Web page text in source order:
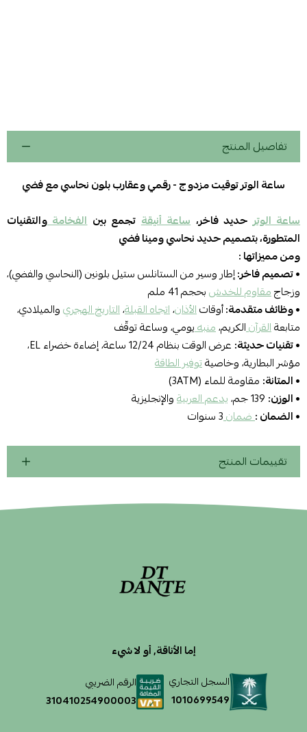
تفاصيل المنتج
ساعة الوتر توقيت مزدوج - رقمي وعقارب بلون نحاسي مع فضي
ساعة الوترحديد فاخر،ساعة أنيقة تجمع بينالفخامةوالتقنيات
المتطورة، بتصميم حديد نحاسي ومينا فضي
ومن مميزاتها :
• تصميم فاخر:إطار وسير من الستانلس ستيل بلونين (النحاسي والفضي)،
وزجاجمقاوم للخدشبحجم 41 ملم
• وظائف متقدمة:أوقاتالأذان،اتجاه القبلة،التاريخ الهجريوالميلادي،
متابعةالقرآنالكريم،منبهيومي، وساعة توقّف
• تقنيات حديثة:
عرض الوقت بنظام 12/24 ساعة، إضاءة خضراء EL،
مؤشر البطارية، وخاصيةتوفير الطاقة
• المتانة: مقاومة للماء (3ATM)
• الوزن:
يدعم العربيةوالإنجليزية
• الضمان :ضمان3 سنوات
تقييمات المنتج
إما الأناقة, أو لا شيء
السجل التجاري
1010699549
الرقم الضريبي
310410254900003